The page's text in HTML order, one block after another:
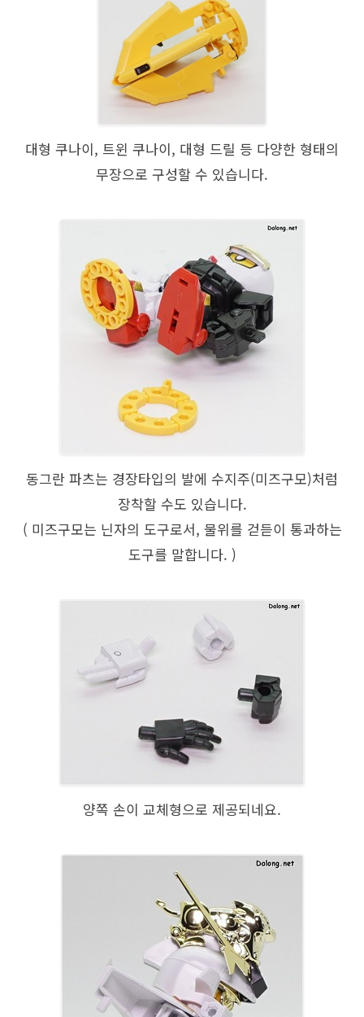
대형 쿠나이, 트윈 쿠나이, 대형 드릴 등 다양한 형태의
무장으로 구성할 수 있습니다.
동그란 파츠는 경장타입의 발에 수지주(미즈구모)처럼
장착할 수도 있습니다.
( 미즈구모는 닌자의 도구로서, 물위를 걷듣이 통과하는
도구를 말합니다. )
양쪽 손이 교체형으로 제공되네요.